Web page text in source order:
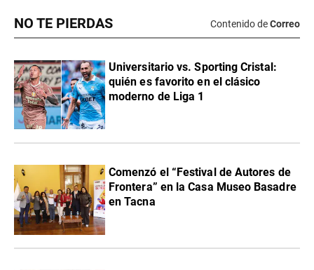
NO TE PIERDAS Contenido deCorreo
Universitario vs. Sporting Cristal:
quién es favorito en el clásico
moderno de Liga 1
Comenzó el “Festival de Autores de
Frontera” en la Casa Museo Basadre
en Tacna